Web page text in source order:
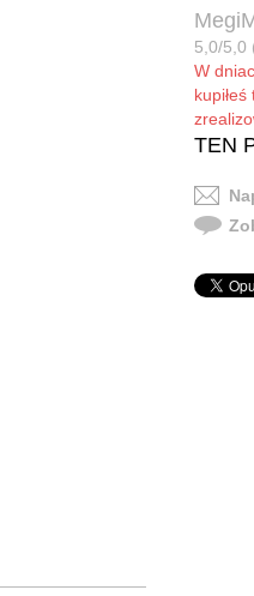
5,0/5,0
W
TEN